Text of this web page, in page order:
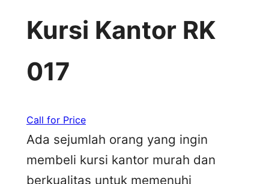
Kursi Kantor RK
017
Call for Price
Ada sejumlah orang yang ingin
membeli kursi kantor murah dan
berkualitas untuk memenuhi